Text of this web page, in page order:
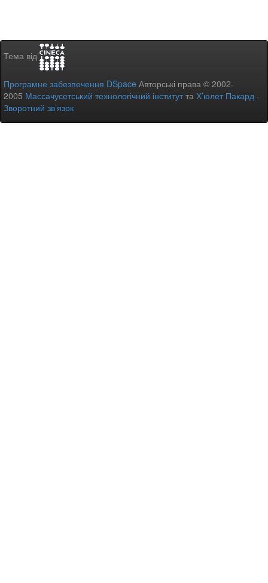
Тема від
Програмне забезпечення DSpace Авторські права © 2002-
2005 Массачусетський технологічний інститутта Х’юлет Пакард -
Зворотний зв’язок